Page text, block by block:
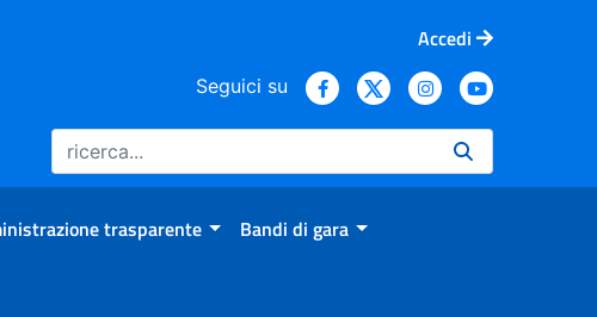
Accedi
Seguici su
trasparente Bandi di gara